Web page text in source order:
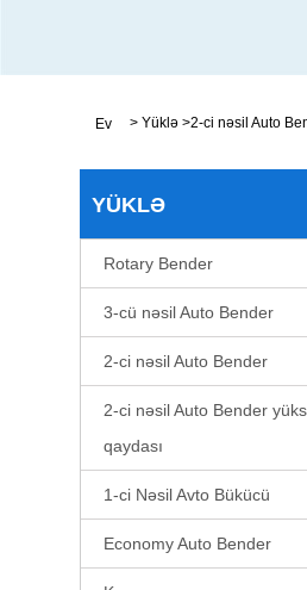
Ev > Yüklə >2-ci nəsil Auto
YÜKLƏ
Rotary Bender
3-cü nəsil Auto Bender
2-ci nəsil Auto Bender
2-ci nəsil Auto Bender
qaydası
1-ci Nəsil Avto Bükücü
Economy Auto Bender